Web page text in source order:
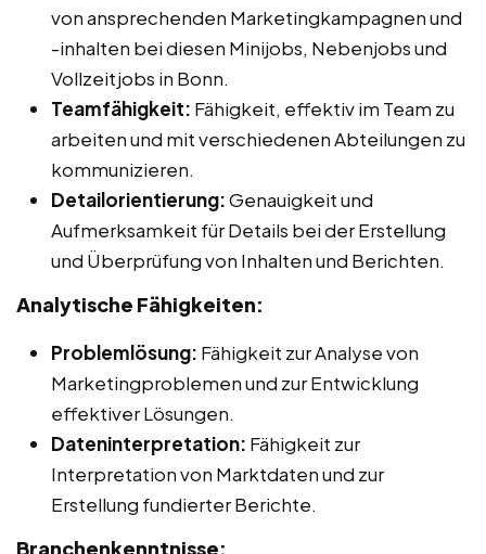
von ansprechenden Marketingkampagnen und
-inhalten bei diesen Minijobs, Nebenjobs und
Vollzeitjobs in Bonn.
Teamfähigkeit: Fähigkeit, effektiv im Team zu
arbeiten und mit verschiedenen Abteilungen zu
kommunizieren.
Detailorientierung:Genauigkeit und
Aufmerksamkeit für Details bei der Erstellung
und Überprüfung von Inhalten und Berichten.
Analytische Fähigkeiten:
Problemlösung: Fähigkeit zur Analyse von
Marketingproblemen und zur Entwicklung
effektiver Lösungen.
Dateninterpretation: Fähigkeit zur
Interpretation von Marktdaten und zur
Erstellung fundierter Berichte.
Branchenkenntnisse: